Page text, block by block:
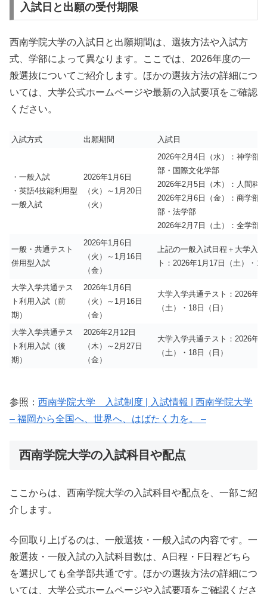
入試日と出願の受付期限
西南学院大学の入試日と出願期間は、選抜方法や入試方
式、学部によって異なります。ここでは、2026年度の一
般選抜についてご紹介します。ほかの選抜方法の詳細につ
いては、大学公式ホームページや最新の入試要項をご確認
ください。
入試方式 出願期間 入試日
・一般入試
・英語4技能利用型
一般入試
2026年1月6日
（火）～1月20日
（火）
2026年2月4日（水）：神学部
部・国際文化学部
2026年2月5日（木）：人間科
2026年2月6日（金）：商学部
部・法学部
2026年2月7日（土）：全学部
一般・共通テスト
併用型入試
2026年1月6日
（火）～1月16日
（金）
上記の一般入試日程＋大学入
ト：2026年1月17日（土）・
大学入学共通テス
ト利用入試（前
期）
2026年1月6日
（火）～1月16日
（金）
大学入学共通テスト：2026年1
（土）・18日（日）
大学入学共通テス
ト利用入試（後
期）
2026年2月12日
（木）～2月27日
（金）
大学入学共通テスト：2026年1
（土）・18日（日）
参照： 西南学院大学 入試制度 | 入試情報 | 西南学院大学
– 福岡から全国へ、世界へ、はばたく力を。 –
西南学院大学の入試科目や配点
ここからは、西南学院大学の入試科目や配点を、一部ご紹
介します。
今回取り上げるのは、一般選抜・一般入試の内容です。一
般選抜・一般入試の入試科目数は、A日程・F日程どちら
を選択しても全学部共通です。ほかの選抜方法の詳細につ
いては、大学公式ホームページや入試要項をご確認くださ